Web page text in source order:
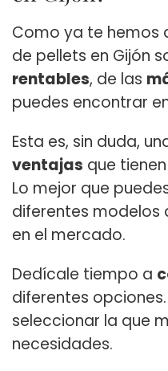
Como ya te hemos
de pellets en Gijón
rentables, de las
puedes encontrar
Esta es, sin duda,
ventajas que
Lo mejor que
diferentes modelos
en el mercado.
Dedícale tiempo a
diferentes
seleccionar la que
necesidades.